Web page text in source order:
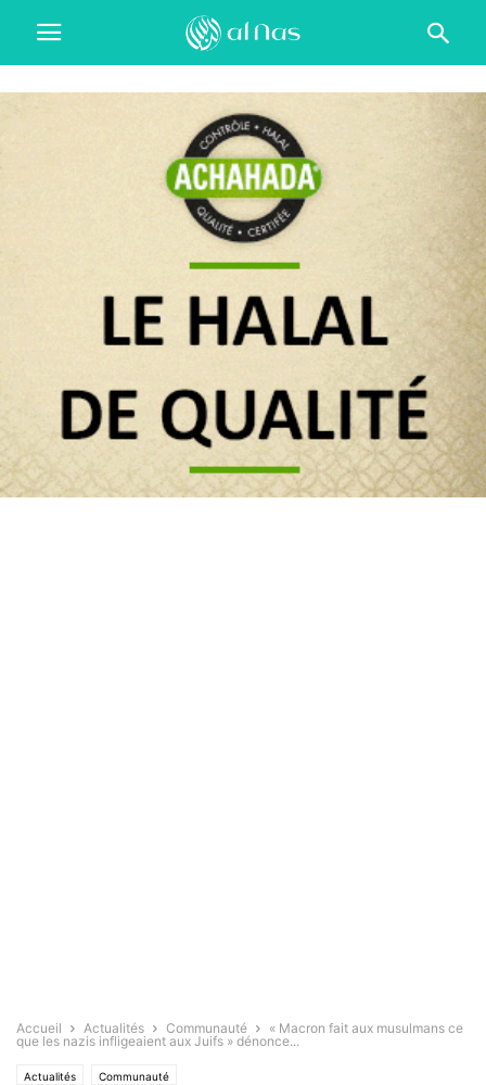
Accueil Actualités Communauté
« Macron fait aux musulmans ce
que les nazis infligeaient aux Juifs » dénonce...
Actualités Communauté